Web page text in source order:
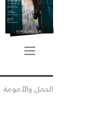
الحمل والآمومة